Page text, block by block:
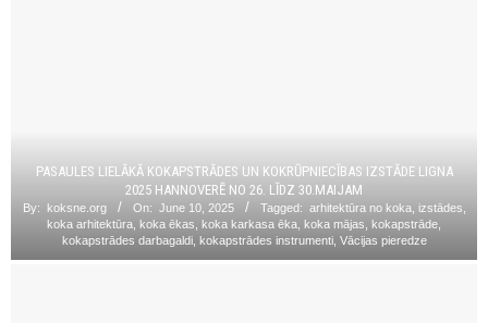
PASAULES LIELĀKĀ KOKAPSTRĀDES UN KOKRŪPNIECĪBAS IZSTĀDE LIGNA
2025 HANNOVERĒ NO 26. LĪDZ 30.MAIJAM
By: koksne.org On: June 10, 2025 Tagged: arhitektūra no koka izstādes
koka arhitektūra
koka ēkas koka karkasa ēka koka mājas kokapstrāde
kokapstrādes darbagaldi, kokapstrādes instrumenti, Vācijas pieredze